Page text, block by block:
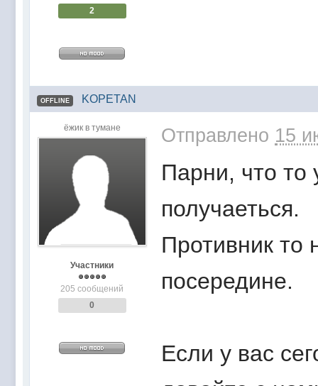
2
OFFLINE KOPETAN
ёжик в тумане
Участники
205 сообщений
0
Отправлено 15
Парни, что то
получаеться.
Противник то
посередине.
Если у вас